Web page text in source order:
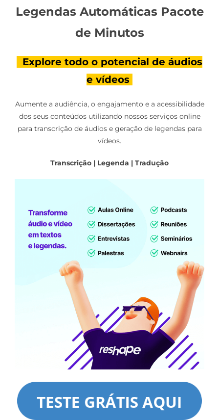
Legendas Automáticas Pacote
de Minutos
Explore todo o potencial de áudios
e vídeos
Aumente a audiência, o engajamento e a acessibilidade
dos seus conteúdos utilizando nossos serviços online
para transcrição de áudios e geração de legendas para
vídeos.
Transcrição | Legenda | Tradução